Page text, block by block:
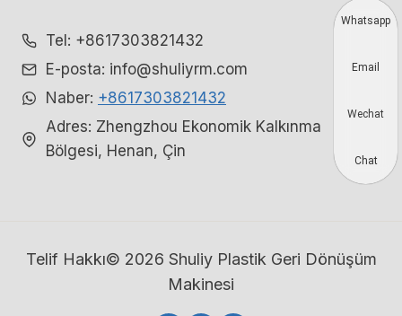
Tel: +8617303821432
E-posta: info@shuliyrm.com
Naber: +8617303821432
Adres: Zhengzhou Ekonomik Kalkınma
Bölgesi, Henan, Çin
Telif Hakkı© 2026 Shuliy Plastik Geri Dönüşüm
Makinesi
Whatsapp
Email
Wechat
Chat